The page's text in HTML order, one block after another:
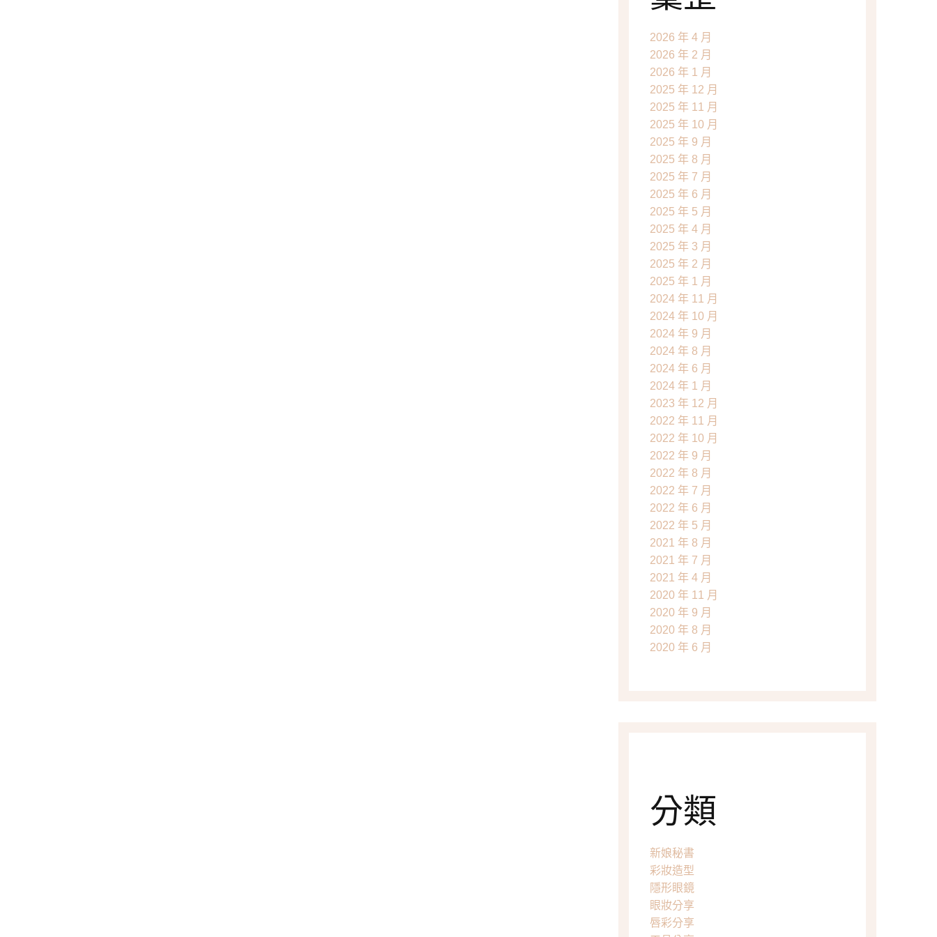
2026 年 4 月
2026 年 2 月
2026 年 1 月
2025 年 12 月
2025 年 11 月
2025 年 10 月
2025 年 9 月
2025 年 8 月
2025 年 7 月
2025 年 6 月
2025 年 5 月
2025 年 4 月
2025 年 3 月
2025 年 2 月
2025 年 1 月
2024 年 11 月
2024 年 10 月
2024 年 9 月
2024 年 8 月
2024 年 6 月
2024 年 1 月
2023 年 12 月
2022 年 11 月
2022 年 10 月
2022 年 9 月
2022 年 8 月
2022 年 7 月
2022 年 6 月
2022 年 5 月
2021 年 8 月
2021 年 7 月
2021 年 4 月
2020 年 11 月
2020 年 9 月
2020 年 8 月
2020 年 6 月
分類
新娘秘書
彩妝造型
隱形眼鏡
眼妝分享
唇彩分享